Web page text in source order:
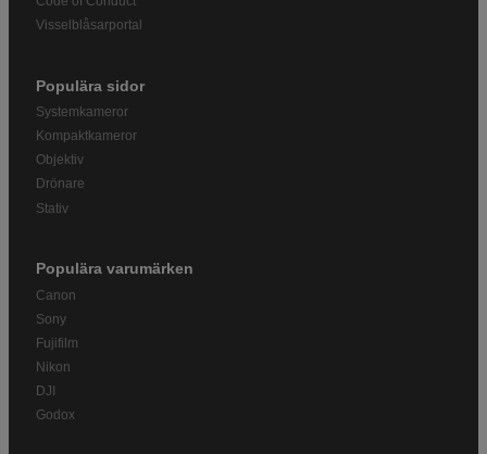
Visselblåsarportal
Populära sidor
Systemkameror
Kompaktkameror
Objektiv
Drönare
Stativ
Populära varumärken
Canon
Sony
Fujifilm
Nikon
DJI
Godox